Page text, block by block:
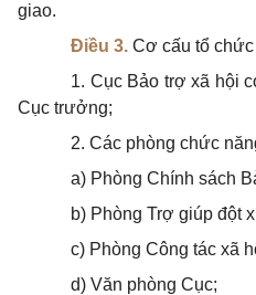
giao.
Điều 3. Cơ cấu tổ
1. Cục Bảo trợ xã hội
Cục trưởng;
2. Các phòng chức
a) Phòng Chính sách
b) Phòng Trợ giúp đột
c) Phòng Công tác xã
d) Văn phòng Cục;